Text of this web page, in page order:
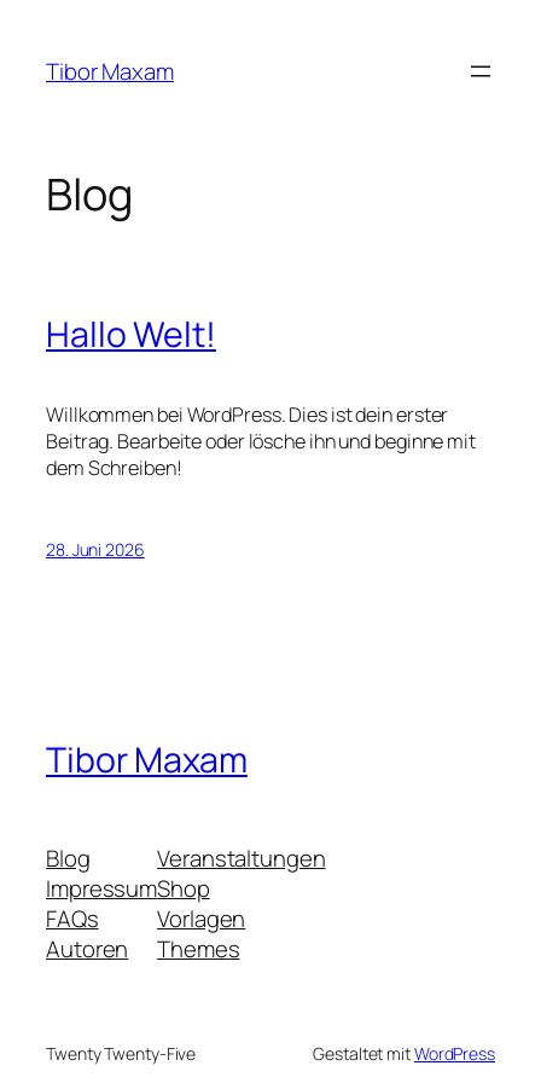
springen
Tibor Maxam
Blog
Hallo Welt!
Willkommen bei WordPress. Dies ist dein erster
Beitrag. Bearbeite oder lösche ihn und beginne mit
dem Schreiben!
28. Juni 2026
Tibor Maxam
Blog
Impressum
FAQs
Autoren
Veranstaltungen
Shop
Vorlagen
Themes
Twenty Twenty-Five Gestaltet mitWordPress